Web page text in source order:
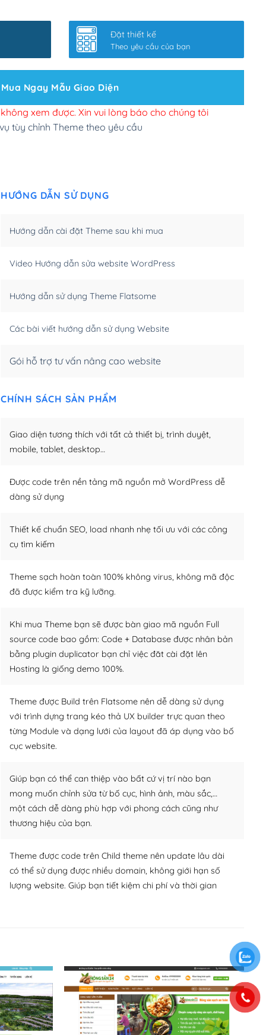
slider chính (+200,000₫)
site Wordpress(+100,000₫)
đăng web(+300,000₫)
tuỳ chọn (+2,000,000₫)
(+450,000₫)
(+950,000₫)
Đặt thiết kế
Theo yêu cầu của bạn
Mua Ngay Mẫu Giao Diện
xem được. Xin vui lòng báo cho chúng tôi
tùy chỉnh Theme theo yêu cầu
HƯỚNG DẪN SỬ DỤNG
Hướng dẫn cài đặt Theme sau khi mua
Video Hướng dẫn sửa website WordPress
Hướng dẫn sử dụng Theme Flatsome
Các bài viết hướng dẫn sử dụng Website
Gói hỗ trợ tư vấn nâng cao website
CHÍNH SÁCH SẢN PHẨM
Giao diện tương thích với tất cả thiết bị, trình duyệt,
mobile, tablet, desktop…
Được code trên nền tảng mã nguồn mở WordPress dễ
dàng sử dụng
Thiết kế chuẩn SEO, load nhanh nhẹ tối ưu với các công
cụ tìm kiếm
Theme sạch hoàn toàn 100% không virus, không mã độc
đã được kiểm tra kỹ lưỡng.
Khi mua Theme bạn sẽ được bàn giao mã nguồn Full
source code bao gồm: Code + Database được nhân bản
bằng plugin duplicator bạn chỉ việc đăt cài đặt lên
Hosting là giống demo 100%.
Theme được Build trên Flatsome nên dễ dàng sử dụng
với trình dựng trang kéo thả UX builder trực quan theo
từng Module và dạng lưới của layout đã áp dụng vào bố
cục website.
Giúp bạn có thể can thiệp vào bất cứ vị trí nào bạn
mong muốn chỉnh sửa từ bố cục, hình ảnh, màu sắc,…
một cách dễ dàng phù hợp với phong cách cũng như
thương hiệu của bạn.
Theme được code trên Child theme nên update lâu dài
có thể sử dụng được nhiều domain, không giới hạn số
lượng website. Giúp bạn tiết kiệm chi phí và thời gian